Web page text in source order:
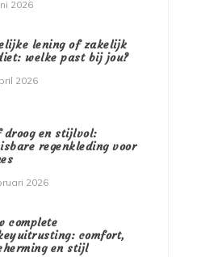
2026
lening of zakelijk
welke past bij jou?
2026
droog en stijlvol:
regenkleding voor
2026
complete
comfort,
en stijl